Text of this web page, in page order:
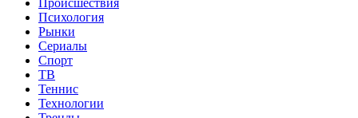
Происшествия
Психология
Рынки
Сериалы
Спорт
ТВ
Теннис
Технологии